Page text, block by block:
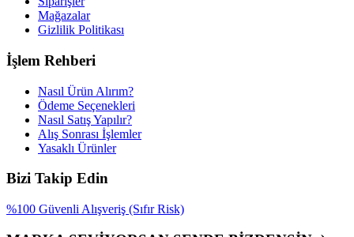
Mağazalar
Gizlilik Politikası
İşlem Rehberi
Nasıl Ürün Alırım?
Ödeme Seçenekleri
Nasıl Satış Yapılır?
Alış Sonrası İşlemler
Yasaklı Ürünler
Bizi Takip Edin
%100 Güvenli Alışveriş (Sıfır Risk)